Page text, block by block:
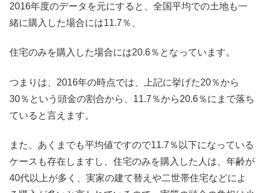
2016年度のデータを元にすると、 全国平均での土地も一
緒に購入した場合には11.7％、
住宅のみを購入した場合には20.6％ となっています。
つまりは、2016年の時点では、上記に挙げた20％から
30％という頭金の割合から、11.7％から20.6％にまで落ち
ていると言えます。
また、あくまでも平均値ですので11.7％以下になっている
ケースも存在しますし、住宅のみを購入した人は、年齢が
40代以上が多く、実家の建て替えや二世帯住宅などによ